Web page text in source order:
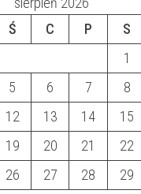
Ś C P S
1
5 6 7 8
12 13 14 15
19 20 21 22
26 27 28 29